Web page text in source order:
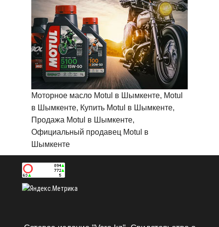
Моторное масло Motul в Шымкенте, Motul
в Шымкенте, Купить Motul в Шымкенте,
Продажа Motul в Шымкенте,
Официальный продавец Motul в
Шымкенте